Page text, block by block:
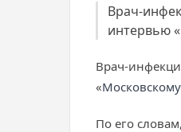
Врач-
интервью
Врач-
«
По его